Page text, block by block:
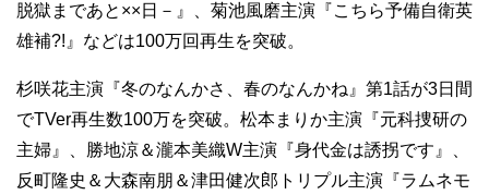
脱獄まであと××日－』、菊池風磨主演『こちら予備自衛英
雄補?!』などは100万回再生を突破。
杉咲花主演『冬のなんかさ、春のなんかね』第1話が3日間
でTVer再生数100万を突破。松本まりか主演『元科捜研の
主婦』、勝地涼＆瀧本美織W主演『身代金は誘拐です』、
反町隆史＆大森南朋＆津田健次郎トリプル主演『ラムネモ